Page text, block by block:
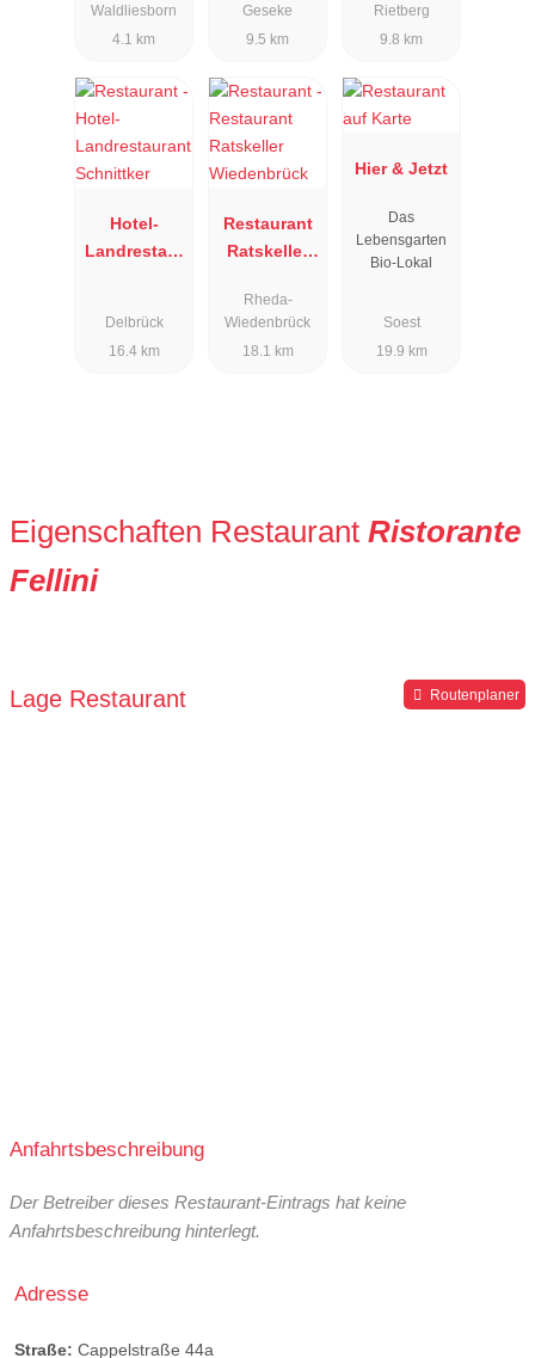
Waldliesborn
4.1 km
Geseke
9.5 km
Rietberg
9.8 km
Hotel-
Landrestaur
Delbrück
16.4 km
Restaurant
Ratskeller
k
Rheda-
Wiedenbrück
18.1 km
Hier & Jetzt
Das
Lebensgarten
Bio-Lokal
Soest
19.9 km
Eigenschaften Restaurant Ristorante
Fellini
Lage Restaurant Routenplaner
Anfahrtsbeschreibung
Der Betreiber dieses Restaurant-Eintrags hat keine
Anfahrtsbeschreibung hinterlegt.
Adresse
Straße: Cappelstraße 44a